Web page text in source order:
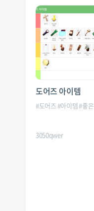
도어즈 아이템
#도어즈#아이템#좋은
3050qwer